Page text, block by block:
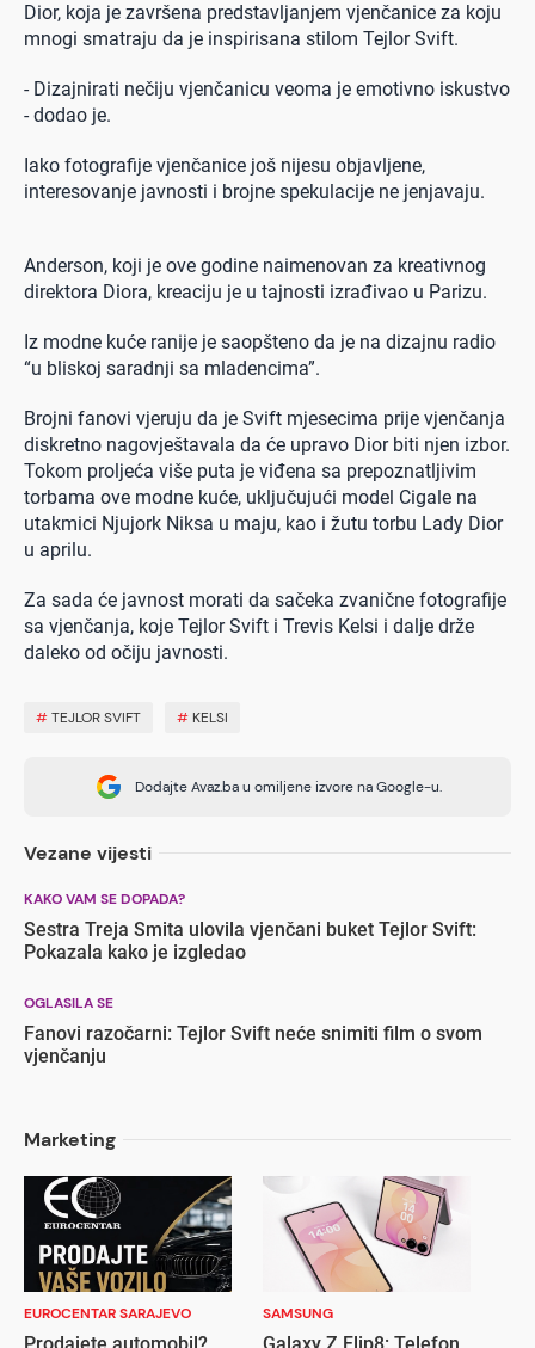
Dior, koja je završena predstavljanjem vjenčanice za koju
mnogi smatraju da je inspirisana stilom Tejlor Svift.
- Dizajnirati nečiju vjenčanicu veoma je emotivno iskustvo
- dodao je.
Iako fotografije vjenčanice još nijesu objavljene,
interesovanje javnosti i brojne spekulacije ne jenjavaju.
Anderson, koji je ove godine naimenovan za kreativnog
direktora Diora, kreaciju je u tajnosti izrađivao u Parizu.
Iz modne kuće ranije je saopšteno da je na dizajnu radio
“u bliskoj saradnji sa mladencima”.
Brojni fanovi vjeruju da je Svift mjesecima prije vjenčanja
diskretno nagovještavala da će upravo Dior biti njen izbor.
Tokom proljeća više puta je viđena sa prepoznatljivim
torbama ove modne kuće, uključujući model Cigale na
utakmici Njujork Niksa u maju, kao i žutu torbu Lady Dior
u aprilu.
Za sada će javnost morati da sačeka zvanične fotografije
sa vjenčanja, koje Tejlor Svift i Trevis Kelsi i dalje drže
daleko od očiju javnosti.
#TEJLOR SVIFT # KELSI
Dodajte Avaz.ba u omiljene izvore na Google-u.
Vezane vijesti
KAKO VAM SE DOPADA?
Sestra Treja Smita ulovila vjenčani buket Tejlor Svift:
Pokazala kako je izgledao
OGLASILA SE
Fanovi razočarni: Tejlor Svift neće snimiti film o svom
vjenčanju
Marketing
EUROCENTAR SARAJEVO SAMSUNG